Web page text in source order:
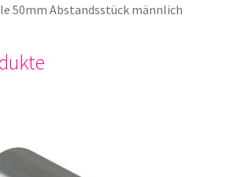
50mm Abstandsstück männlich